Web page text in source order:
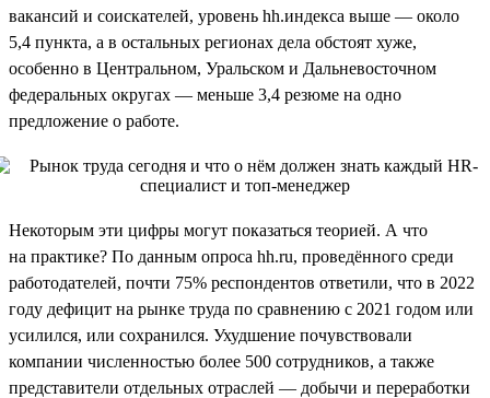
вакансий и соискателей, уровень hh.индекса выше — около
5,4 пункта, а в остальных регионах дела обстоят хуже,
особенно в Центральном, Уральском и Дальневосточном
федеральных округах — меньше 3,4 резюме на одно
предложение о работе.
Некоторым эти цифры могут показаться теорией. А что
на практике? По данным опроса hh.ru, проведённого среди
работодателей, почти 75% респондентов ответили, что в 2022
году дефицит на рынке труда по сравнению с 2021 годом или
усилился, или сохранился. Ухудшение почувствовали
компании численностью более 500 сотрудников, а также
представители отдельных отраслей — добычи и переработки